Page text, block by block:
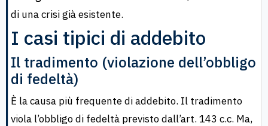
di una crisi già esistente.
I casi tipici di addebito
Il tradimento (violazione dell’obbligo
di fedeltà)
È la causa più frequente di addebito. Il tradimento
viola l’obbligo di fedeltà previsto dall’art. 143 c.c. Ma,